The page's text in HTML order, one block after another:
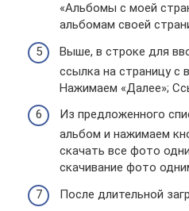
«Альбомы с моей
альбомам своей
Выше, в строке для
ссылка на страницу
Нажимаем «Далее»;
Из предложенного
альбом и нажимаем
скачать все фото
скачивание фото
После длительной